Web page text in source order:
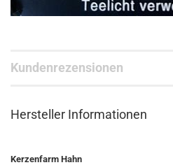
Kundenrezensionen
Hersteller Informationen
Kerzenfarm Hahn